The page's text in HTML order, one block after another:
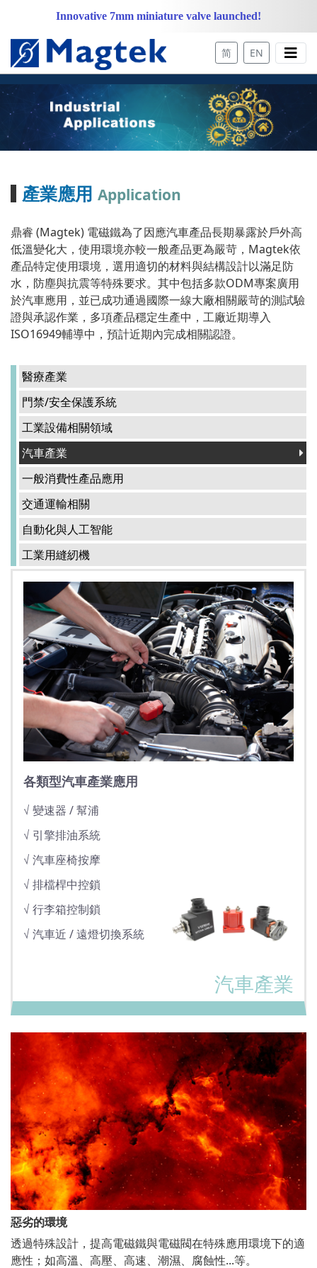
Innovative 7mm miniature valve launched!
简 EN
產業應用 Application
鼎睿 (Magtek) 電磁鐵為了因應汽車產品長期暴露於戶外高
低溫變化大，使用環境亦較一般產品更為嚴苛，Magtek依
產品特定使用環境，選用適切的材料與結構設計以滿足防
水，防塵與抗震等特殊要求。其中包括多款ODM專案廣用
於汽車應用，並已成功通過國際一線大廠相關嚴苛的測試驗
證與承認作業，多項產品穩定生產中，工廠近期導入
ISO16949輔導中，預計近期內完成相關認證。
醫療產業
門禁/安全保護系統
工業設備相關領域
汽車產業
一般消費性產品應用
交通運輸相關
自動化與人工智能
工業用縫紉機
各類型汽車產業應用
√ 變速器 / 幫浦
√ 引擎排油系統
√ 汽車座椅按摩
√ 排檔桿中控鎖
√ 行李箱控制鎖
√ 汽車近 / 遠燈切換系統
汽車產業
惡劣的環境
透過特殊設計，提高電磁鐵與電磁閥在特殊應用環境下的適
應性；如高溫、高壓、高速、潮濕、腐蝕性...等。